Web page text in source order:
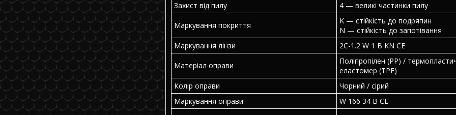
Захист від пилу
4 — великі частинки пилу
Маркування покриття
K — стійкість до подряпин
N — стійкість до запотівання
Маркування лінзи
2C-1.2 W 1 B KN CE
Матеріал оправи
Поліпропілен (PP) /
еластомер (TPE)
Колір оправи
Чорний / сірий
Маркування оправи
W 166 34 B CE